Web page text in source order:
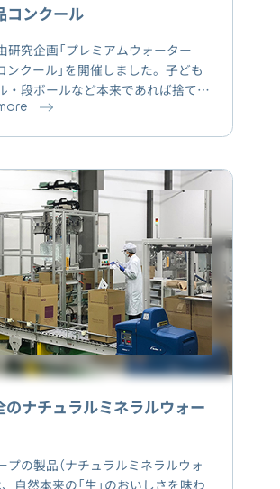
コンクール
研究企画「プレミアムウォーター
ンクール」を開催しました。子ども
・段ボールなど本来であれば捨てる
活用してもらうことで自然や環境・
のナチュラルミネラルウォー
プの製品（ナチュラルミネラルウォ
、自然本来の「生」のおいしさを味わ